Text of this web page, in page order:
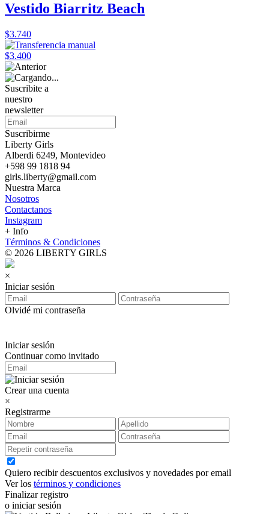
Vestido Biarritz Beach
$3.740
$3.400
Suscribite a
nuestro
newsletter
Suscribirme
Liberty Girls
Alberdi 6249, Montevideo
+598 99 1818 94
girls.liberty@gmail.com
Nuestra Marca
Nosotros
Contactanos
Instagram
+ Info
Términos & Condiciones
© 2026 LIBERTY GIRLS
×
Iniciar sesión
Olvidé mi contraseña
Iniciar sesión
Continuar como invitado
Crear una cuenta
×
Registrarme
Quiero recibir descuentos exclusivos y novedades por email
Ver los términos y condiciones
Finalizar registro
o iniciar sesión